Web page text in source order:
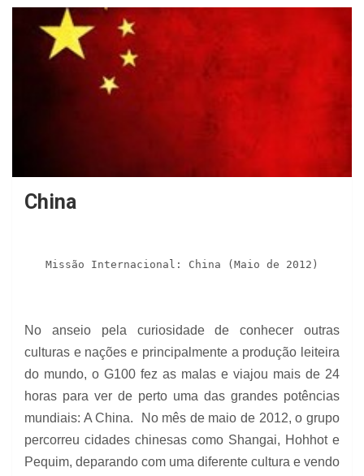
China
Missão Internacional: China (Maio de 2012)
No anseio pela curiosidade de conhecer outras
culturas e nações e principalmente a produção leiteira
do mundo, o G100 fez as malas e viajou mais de 24
horas para ver de perto uma das grandes potências
mundiais: A China. No mês de maio de 2012, o grupo
percorreu cidades chinesas como Shangai, Hohhot e
Pequim, deparando com uma diferente cultura e vendo